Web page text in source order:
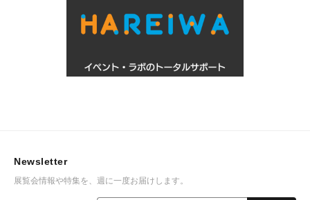
Newsletter
展覧会情報や特集を、週に一度お届けします。